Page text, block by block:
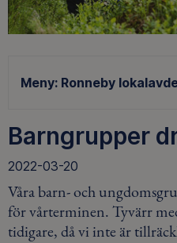
Meny: Ronneby
Barngrupper
2022-03-20
Våra barn- och
för vårterminen. Tyvärr
tidigare, då vi inte är